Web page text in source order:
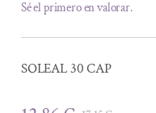
Sé el primero en valorar.
SOLEAL 30 CAP